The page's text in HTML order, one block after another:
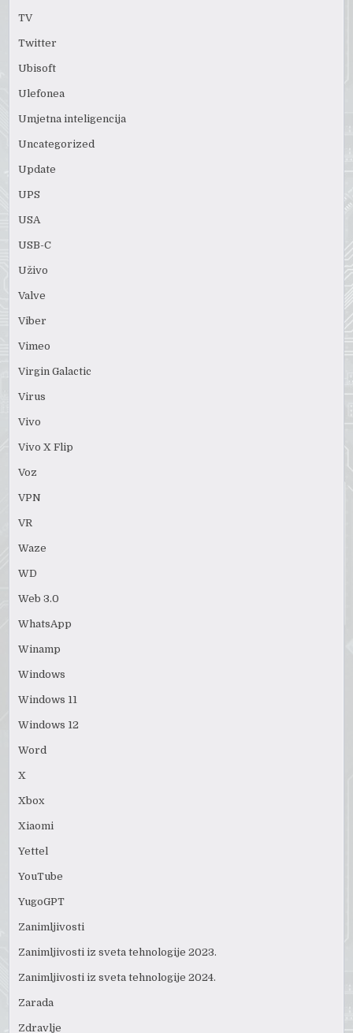
TV
Twitter
Ubisoft
Ulefonea
Umjetna inteligencija
Uncategorized
Update
UPS
USA
USB-C
Uživo
Valve
Viber
Vimeo
Virgin Galactic
Virus
Vivo
Vivo X Flip
Voz
VPN
VR
Waze
WD
Web 3.0
WhatsApp
Winamp
Windows
Windows 11
Windows 12
Word
X
Xbox
Xiaomi
Yettel
YouTube
YugoGPT
Zanimljivosti
Zanimljivosti iz sveta tehnologije 2023.
Zanimljivosti iz sveta tehnologije 2024.
Zarada
Zdravlje